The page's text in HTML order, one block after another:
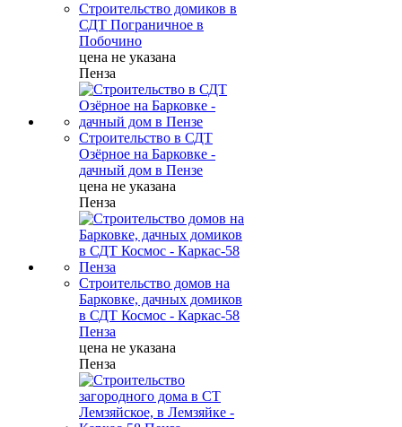
Строительство домиков в
СДТ Пограничное в
Побочино
цена не указана
Пенза
Строительство в СДТ
Озёрное на Барковке -
дачный дом в Пензе
цена не указана
Пенза
Строительство домов на
Барковке, дачных домиков
в СДТ Космос - Каркас-58
Пенза
цена не указана
Пенза